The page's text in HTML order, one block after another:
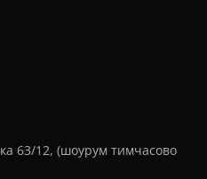
63/12, (шоурум тимчасово